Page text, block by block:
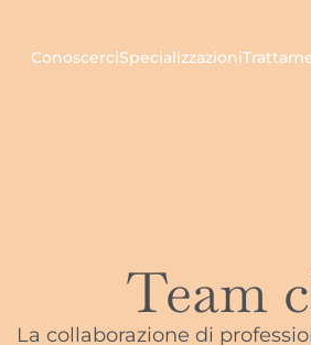
ConoscerciSpecializzazioni
Team
La collaborazione di